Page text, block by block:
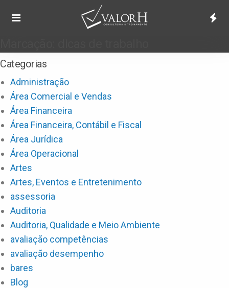
Categorias
Administração
Área Comercial e Vendas
Área Financeira
Área Financeira, Contábil e Fiscal
Área Jurídica
Área Operacional
Artes
Artes, Eventos e Entretenimento
assessoria
Auditoria
Auditoria, Qualidade e Meio Ambiente
avaliação competências
avaliação desempenho
bares
Blog